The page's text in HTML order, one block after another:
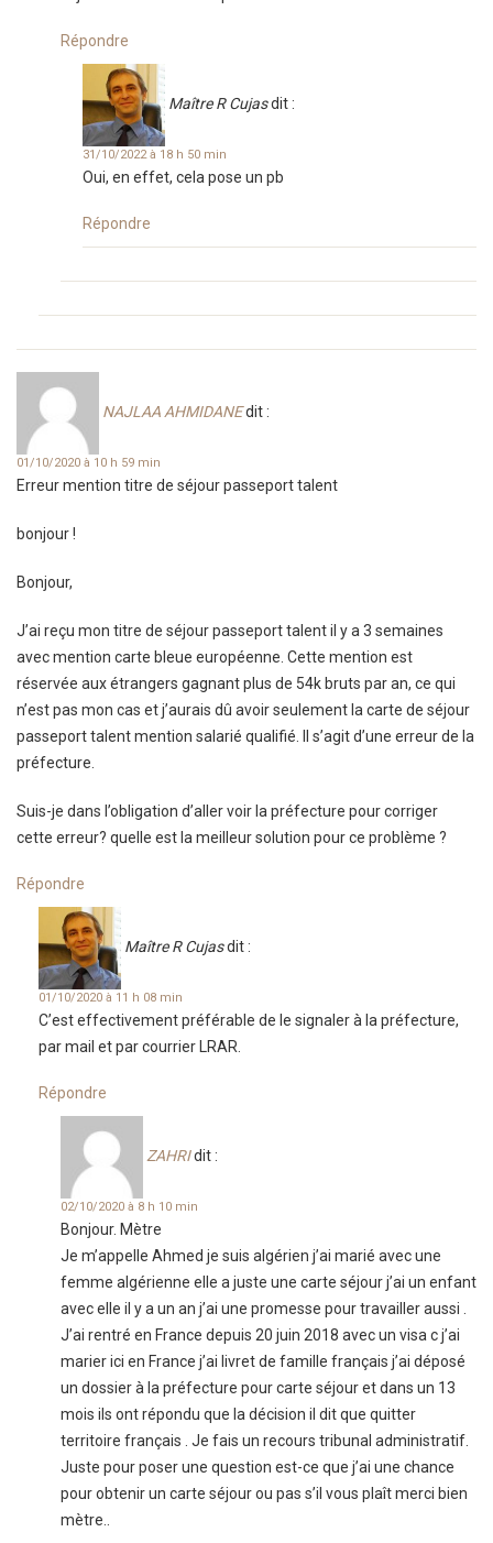
Répondre
Maître R Cujasdit :
31/10/2022 à 18 h 50 min
Oui, en effet, cela pose un pb
Répondre
NAJLAA AHMIDANEdit :
01/10/2020 à 10 h 59 min
Erreur mention titre de séjour passeport talent
bonjour !
Bonjour,
J’ai reçu mon titre de séjour passeport talent il y a 3 semaines
avec mention carte bleue européenne. Cette mention est
réservée aux étrangers gagnant plus de 54k bruts par an, ce qui
n’est pas mon cas et j’aurais dû avoir seulement la carte de séjour
passeport talent mention salarié qualifié. Il s’agit d’une erreur de la
préfecture.
Suis-je dans l’obligation d’aller voir la préfecture pour corriger
cette erreur? quelle est la meilleur solution pour ce problème ?
Répondre
Maître R Cujasdit :
01/10/2020 à 11 h 08 min
C’est effectivement préférable de le signaler à la préfecture,
par mail et par courrier LRAR.
Répondre
ZAHRIdit :
02/10/2020 à 8 h 10 min
Bonjour. Mètre
Je m’appelle Ahmed je suis algérien j’ai marié avec une
femme algérienne elle a juste une carte séjour j’ai un enfant
avec elle il y a un an j’ai une promesse pour travailler aussi .
J’ai rentré en France depuis 20 juin 2018 avec un visa c j’ai
marier ici en France j’ai livret de famille français j’ai déposé
un dossier à la préfecture pour carte séjour et dans un 13
mois ils ont répondu que la décision il dit que quitter
territoire français . Je fais un recours tribunal administratif.
Juste pour poser une question est-ce que j’ai une chance
pour obtenir un carte séjour ou pas s’il vous plaît merci bien
mètre..